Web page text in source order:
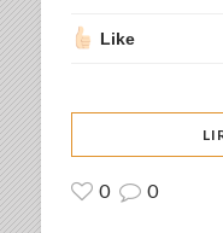
Like
0 0